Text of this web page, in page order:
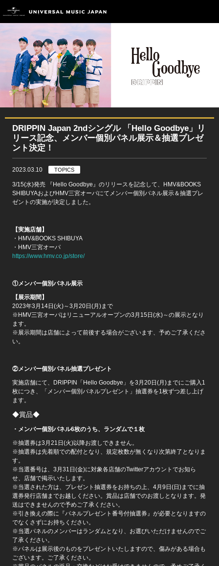
DRIPPIN Japan 2ndシングル 「Hello Goodbye」リ
リース記念、メンバー個別パネル展示＆抽選プレゼ
ント決定！
2023.03.10 TOPICS
3/15(水)発売 『Hello Goodbye』のリリースを記念して、HMV&BOOKS
SHIBUYAおよびHMV三宮オーパにてメンバー個別パネル展示＆抽選プレ
ゼントの実施が決定しました。
【実施店舗】
・HMV&BOOKS SHIBUYA
・HMV三宮オーパ
https://www.hmv.co.jp/store/
①メンバー個別パネル展示
【展示期間】
2023年3月14日(火)～3月20日(月)まで
※HMV三宮オーパはリニューアルオープンの3月15日(水)～の展示となり
ます。
※展示期間は店舗によって前後する場合がございます、予めご了承くださ
い。
②メンバー個別パネル抽選プレゼント
実施店舗にて、DRIPPIN「Hello Goodbye」を3月20日(月)までにご購入1
枚につき、「メンバー個別パネルプレゼント」抽選券を1枚ずつ差し上げ
ます。
◆賞品◆
・メンバー個別パネル6枚のうち、ランダムで１枚
※抽選券は3月21日(火)以降お渡しできません。
※抽選券は先着順での配付となり、規定枚数が無くなり次第終了となりま
す。
※当選番号は、3月31日(金)に対象各店舗のTwitterアカウントでお知ら
せ、店舗で掲示いたします。
※当選された方は、プレゼント抽選券をお持ちの上、4月9日(日)までに抽
選券発行店舗までお越しください。賞品は店舗でのお渡しとなります。発
送はできませんので予めご了承ください。
※引き換えの際に『パネルプレゼント番号付抽選券』が必要となりますの
でなくさずにお持ちください。
※当選パネルのメンバーはランダムとなり、お選びいただけませんのでご
了承ください。
※パネルは展示後のものをプレゼントいたしますので、傷みがある場合も
ございます。ご了承ください。